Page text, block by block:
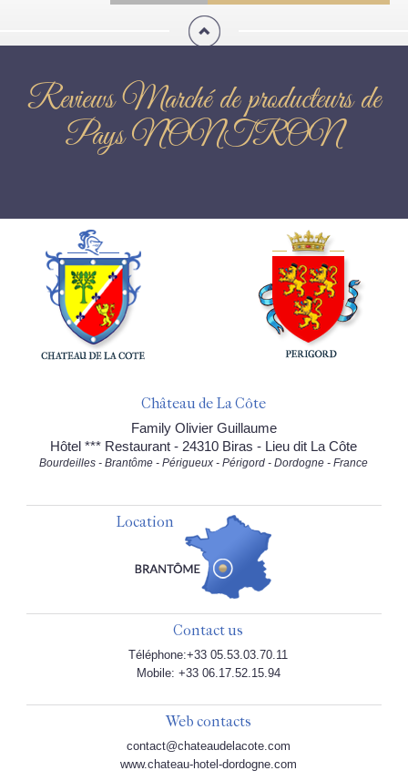
Reviews Marché de producteurs de
Pays NONTRON
Château de La Côte
Family Olivier Guillaume
Hôtel *** Restaurant - 24310 Biras - Lieu dit La Côte
Bourdeilles - Brantôme - Périgueux - Périgord - Dordogne - France
Location
Contact us
Téléphone:+33 05.53.03.70.11
Mobile: +33 06.17.52.15.94
Web contacts
contact@chateaudelacote.com
www.chateau-hotel-dordogne.com